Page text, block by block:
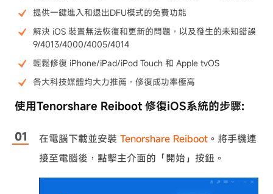
提供一鍵進入和退出DFU模式的免費功能
解決 iOS 裝置無法恢復和更新的問題，以及發生的未知錯誤
9/4013/4000/4005/4014
輕鬆修復 iPhone/iPad/iPod Touch 和 Apple tvOS
各大科技媒體均大力推薦，修復成功率極高
使用Tenorshare Reiboot 修復iOS系統的步驟:
在電腦下載並安裝 Tenorshare Reiboot 。將手機連
接至電腦後，點擊主介面的「開始」按鈕。